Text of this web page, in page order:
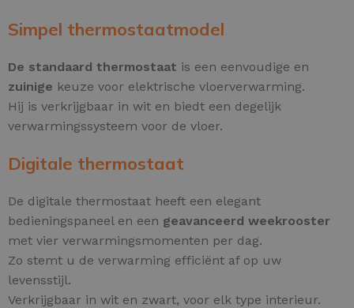
Simpel thermostaatmodel
De standaard thermostaat is een eenvoudige en
zuinige keuze voor elektrische vloerverwarming.
Hij is verkrijgbaar in wit en biedt een degelijk
verwarmingssysteem voor de vloer.
Digitale thermostaat
De digitale thermostaat heeft een elegant
bedieningspaneel en een geavanceerd weekrooster
met vier verwarmingsmomenten per dag.
Zo stemt u de verwarming efficiënt af op uw
levensstijl.
Verkrijgbaar in wit en zwart, voor elk type interieur.